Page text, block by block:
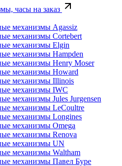
часы на заказ
механизмы Agassiz
механизмы Cortebert
механизмы Elgin
механизмы Hampden
механизмы Henry Moser
механизмы Howard
механизмы Illinois
механизмы IWC
механизмы Jules Jurgensen
механизмы LeCoultre
механизмы Longines
механизмы Omega
механизмы Renova
механизмы UN
механизмы Waltham
механизмы Павел Буре